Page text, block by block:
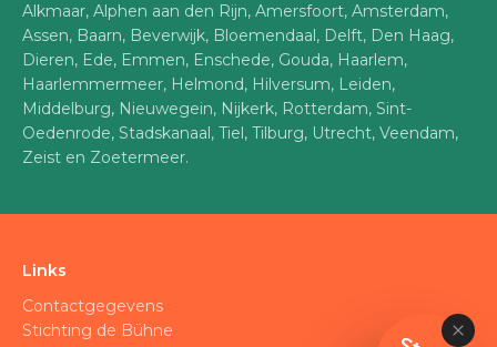
Alkmaar, Alphen aan den Rijn, Amersfoort, Amsterdam,
Assen, Baarn, Beverwijk, Bloemendaal, Delft, Den Haag,
Dieren, Ede, Emmen, Enschede, Gouda, Haarlem,
Haarlemmermeer, Helmond, Hilversum, Leiden,
Middelburg, Nieuwegein, Nijkerk, Rotterdam, Sint-
Oedenrode, Stadskanaal, Tiel, Tilburg, Utrecht, Veendam,
Zeist en Zoetermeer.
Links
Contactgegevens
Stichting de Bühne